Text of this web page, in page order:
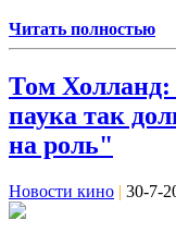
Читать полностью
Том Холланд:
паука так
на роль"
Новости кино | 30-7-